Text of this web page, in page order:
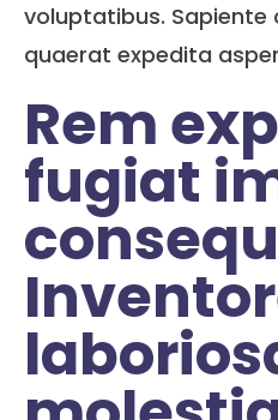
voluptatibus. Sapiente
quaerat expedita
Rem
fugiat